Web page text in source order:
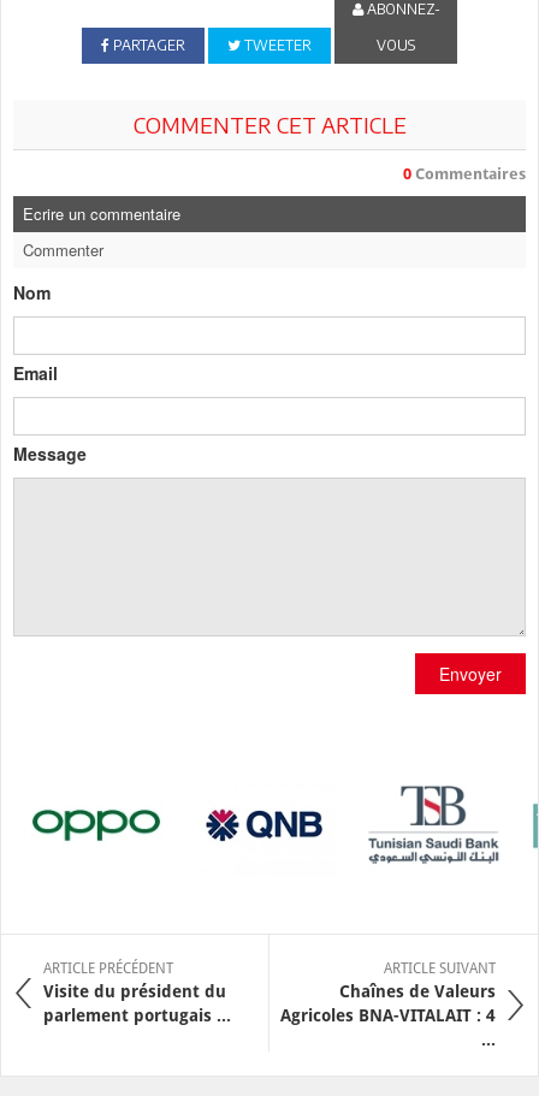
PARTAGER TWEETER
ABONNEZ-
VOUS
COMMENTER CET ARTICLE
0 Commentaires
Ecrire un commentaire
Commenter
Nom
Email
Message
Envoyer
ARTICLE PRÉCÉDENT
Visite du président du
parlement portugais ...
ARTICLE SUIVANT
Chaînes de Valeurs
Agricoles BNA-VITALAIT : 4
...